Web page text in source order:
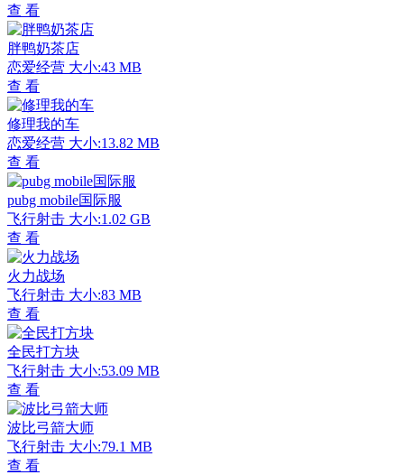
查 看
胖鸭奶茶店
恋爱经营 大小:43 MB
查 看
修理我的车
恋爱经营 大小:13.82 MB
查 看
pubg mobile国际服
飞行射击 大小:1.02 GB
查 看
火力战场
飞行射击 大小:83 MB
查 看
全民打方块
飞行射击 大小:53.09 MB
查 看
波比弓箭大师
飞行射击 大小:79.1 MB
查 看